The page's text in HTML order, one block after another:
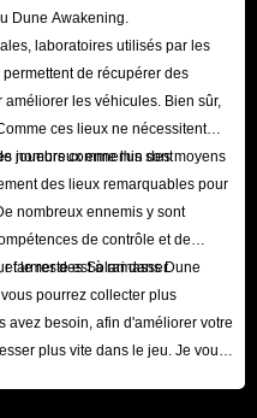
Dune Awakening.
laboratoires utilisés par les
de récupérer des
les véhicules. Bien sûr,
ces lieux ne nécessitent
joueurs comme l'un des moyens
nombreux ennemis sont
des lieux remarquables pour
nombreux ennemis y sont
de contrôle et de
le reste est à ramasser.
farmer des Solari dans Dune
pourrez collecter plus
avez besoin, afin d'améliorer votre
plus vite dans le jeu. Je vous